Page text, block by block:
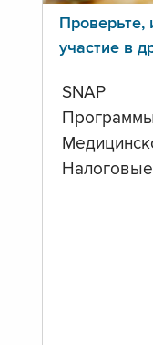
Проверьте,
участие в
SNAP